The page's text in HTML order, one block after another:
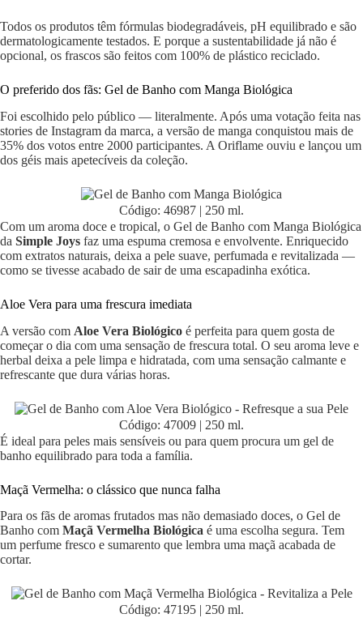
Todos os produtos têm fórmulas biodegradáveis, pH equilibrado e são
dermatologicamente testados. E porque a sustentabilidade já não é
opcional, os frascos são feitos com 100% de plástico reciclado.
O preferido dos fãs: Gel de Banho com Manga Biológica
Foi escolhido pelo público — literalmente. Após uma votação feita nas
stories de Instagram da marca, a versão de manga conquistou mais de
35% dos votos entre 2000 participantes. A Oriflame ouviu e lançou um
dos géis mais apetecíveis da coleção.
Código: 46987 | 250 ml.
Com um aroma doce e tropical, o Gel de Banho com Manga Biológica
da Simple Joys faz uma espuma cremosa e envolvente. Enriquecido
com extratos naturais, deixa a pele suave, perfumada e revitalizada —
como se tivesse acabado de sair de uma escapadinha exótica.
Aloe Vera para uma frescura imediata
A versão com Aloe Vera Biológico é perfeita para quem gosta de
começar o dia com uma sensação de frescura total. O seu aroma leve e
herbal deixa a pele limpa e hidratada, com uma sensação calmante e
refrescante que dura várias horas.
Código: 47009 | 250 ml.
É ideal para peles mais sensíveis ou para quem procura um gel de
banho equilibrado para toda a família.
Maçã Vermelha: o clássico que nunca falha
Para os fãs de aromas frutados mas não demasiado doces, o Gel de
Banho com Maçã Vermelha Biológica é uma escolha segura. Tem
um perfume fresco e sumarento que lembra uma maçã acabada de
cortar.
Código: 47195 | 250 ml.